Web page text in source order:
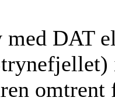
med DAT
omtrent